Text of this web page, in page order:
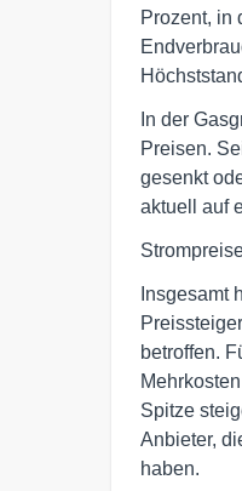
Prozent, in
In der
Preisen.
gesenkt
aktuell auf
Insgesamt
betroffen.
Spitze
Anbieter,
haben.